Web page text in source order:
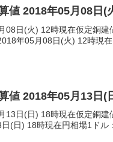
値 2018年05月08日(
08日(火) 12時現在仮定銅
年05月08日(火) 12時現
値 2018年05月13日(
13日(日) 18時現在仮定銅
日(日) 18時現在円相場1ド